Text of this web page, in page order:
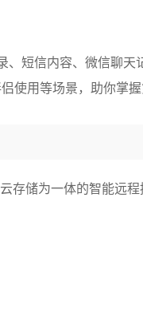
短信内容、微信聊天
使用等场景，助你掌握
储为一体的智能远